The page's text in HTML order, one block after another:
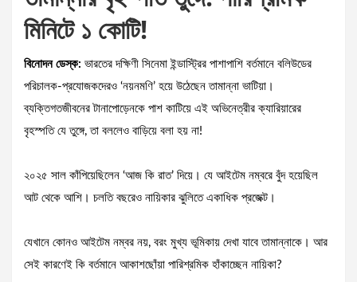
মিনিটে ১ কোটি!
বিনোদন ডেস্ক: ভারতের দক্ষিণী সিনেমা ইন্ডাস্ট্রির পাশাপাশি বর্তমানে বলিউডের
পরিচালক-প্রযোজকদেরও ‘নয়নমণি’ হয়ে উঠেছেন তামান্না ভাটিয়া।
ব্যক্তিগতজীবনের টানাপোড়েনকে পাশ কাটিয়ে এই অভিনেত্রীর ক্যারিয়ারের
বৃহস্পতি যে তুঙ্গে, তা বললেও বাড়িয়ে বলা হয় না!
২০২৫ সাল কাঁপিয়েছিলেন ‘আজ কি রাত’ দিয়ে। যে আইটেম নম্বরে বুঁদ হয়েছিল
আট থেকে আশি। চলতি বছরেও নায়িকার ঝুলিতে একাধিক প্রজেক্ট।
যেখানে কোনও আইটেম নম্বর নয়, বরং মুখ্য ভূমিকায় দেখা যাবে তামান্নাকে। আর
সেই কারণেই কি বর্তমানে আকাশছোঁয়া পারিশ্রমিক হাঁকাচ্ছেন নায়িকা?